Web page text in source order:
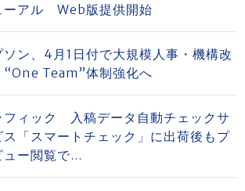
ーアル Web版提供開始
ソン、4月1日付で大規模人事・機構改
Team”体制強化へ
フィック 入稿データ自動チェックサ
ス「スマートチェック」に出荷後もプ
ュー閲覧で...